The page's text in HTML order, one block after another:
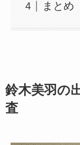
まとめ
鈴木美羽の
査